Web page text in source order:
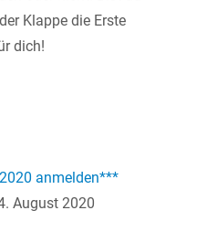
Klappe die Erste
dich!
anmelden***
August 2020